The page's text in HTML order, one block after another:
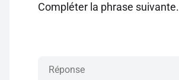
Compléter la phrase suivante.